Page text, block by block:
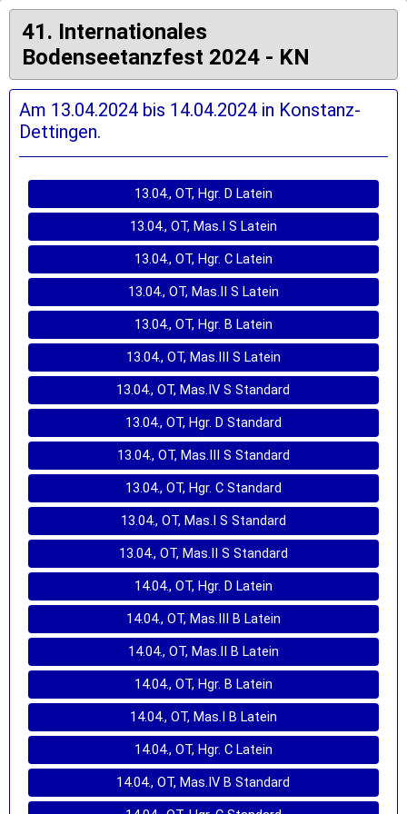
41. Internationales
Bodenseetanzfest 2024 - KN
Am 13.04.2024 bis 14.04.2024 in Konstanz-
Dettingen.
13.04., OT, Hgr. D Latein
13.04., OT, Mas.I S Latein
13.04., OT, Hgr. C Latein
13.04., OT, Mas.II S Latein
13.04., OT, Hgr. B Latein
13.04., OT, Mas.III S Latein
13.04., OT, Mas.IV S Standard
13.04., OT, Hgr. D Standard
13.04., OT, Mas.III S Standard
13.04., OT, Hgr. C Standard
13.04., OT, Mas.I S Standard
13.04., OT, Mas.II S Standard
14.04., OT, Hgr. D Latein
14.04., OT, Mas.III B Latein
14.04., OT, Mas.II B Latein
14.04., OT, Hgr. B Latein
14.04., OT, Mas.I B Latein
14.04., OT, Hgr. C Latein
14.04., OT, Mas.IV B Standard